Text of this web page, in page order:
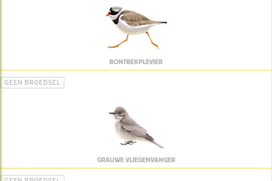
BONTBEKPLEVIER
GEEN BROEDSEL
GRAUWE VLIEGENVANGER